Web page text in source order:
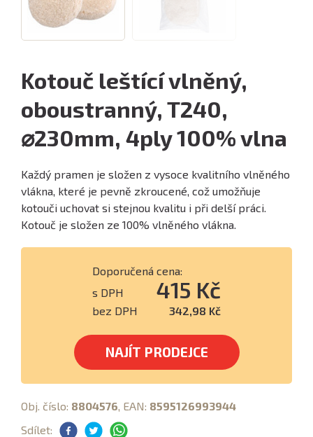
Kotouč leštící vlněný,
oboustranný, T240,
⌀230mm, 4ply 100% vlna
Každý pramen je složen z vysoce kvalitního vlněného
vlákna, které je pevně zkroucené, což umožňuje
kotouči uchovat si stejnou kvalitu i při delší práci.
Kotouč je složen ze 100% vlněného vlákna.
Doporučená cena:
s DPH
415 Kč
bez DPH 342,98 Kč
NAJÍT PRODEJCE
Obj. číslo: 8804576, EAN: 8595126993944
Sdílet: